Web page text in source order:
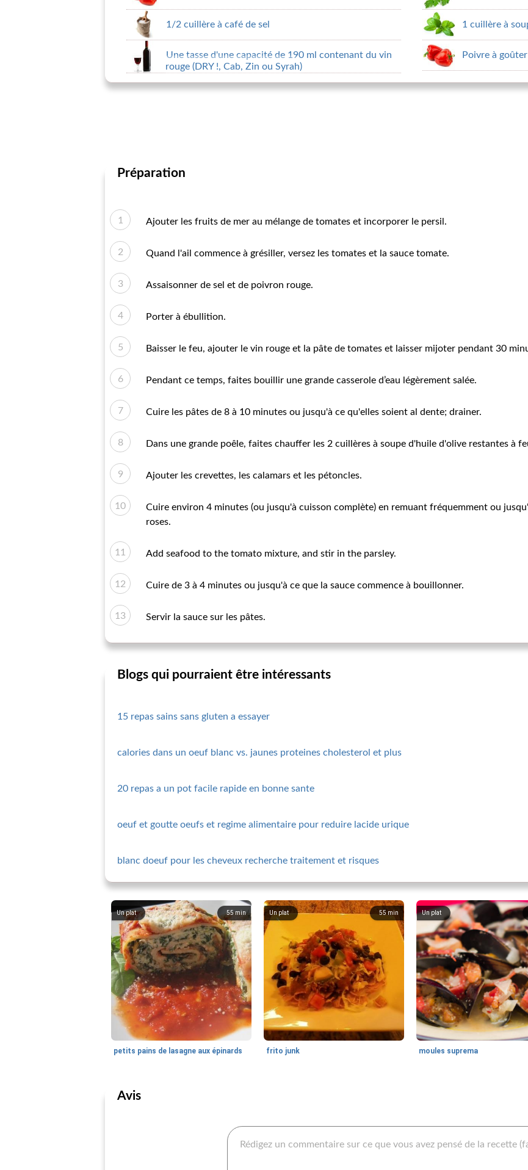
1/2 cuillère à café de sel
Une tasse d'une capacité de 190 ml contenant du vin
rouge (DRY !, Cab, Zin ou Syrah)
1 cuillère à
Poivre à goûter
Préparation
Ajouter les fruits de mer au mélange de tomates et incorporer le persil.
Quand l'ail commence à grésiller, versez les tomates et la sauce tomate.
Assaisonner de sel et de poivron rouge.
Porter à ébullition.
Baisser le feu, ajouter le vin rouge et la pâte de tomates et laisser mijoter pendant 30
Pendant ce temps, faites bouillir une grande casserole d’eau légèrement salée.
Cuire les pâtes de 8 à 10 minutes ou jusqu'à ce qu'elles soient al dente; drainer.
Dans une grande poêle, faites chauffer les 2 cuillères à soupe d'huile d'olive restantes à
Ajouter les crevettes, les calamars et les pétoncles.
Cuire environ 4 minutes (ou jusqu'à cuisson complète) en remuant fréquemment ou
roses.
Add seafood to the tomato mixture, and stir in the parsley.
Cuire de 3 à 4 minutes ou jusqu'à ce que la sauce commence à bouillonner.
Servir la sauce sur les pâtes.
Blogs qui pourraient être intéressants
15 repas sains sans gluten a essayer
calories dans un oeuf blanc vs. jaunes proteines cholesterol et plus
20 repas a un pot facile rapide en bonne sante
oeuf et goutte oeufs et regime alimentaire pour reduire lacide urique
blanc doeuf pour les cheveux recherche traitement et risques
55 min
Un plat
petits pains de lasagne aux épinards
55 min
Un plat
frito junk
Un plat
moules suprema
Avis